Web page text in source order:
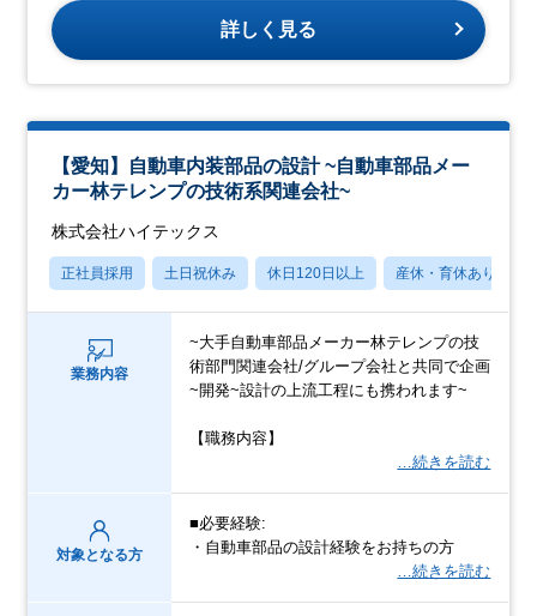
詳しく見る
【愛知】自動車内装部品の設計 ~自動車部品メー
カー林テレンプの技術系関連会社~
株式会社ハイテックス
正社員採用 土日祝休み 休日120日以上 産休・育休あり
業務内容
~大手自動車部品メーカー林テレンプの技
術部門関連会社/グループ会社と共同で企画
~開発~設計の上流工程にも携われます~
【職務内容】
…続きを読む
対象となる方
■必要経験:
・自動車部品の設計経験をお持ちの方
…続きを読む